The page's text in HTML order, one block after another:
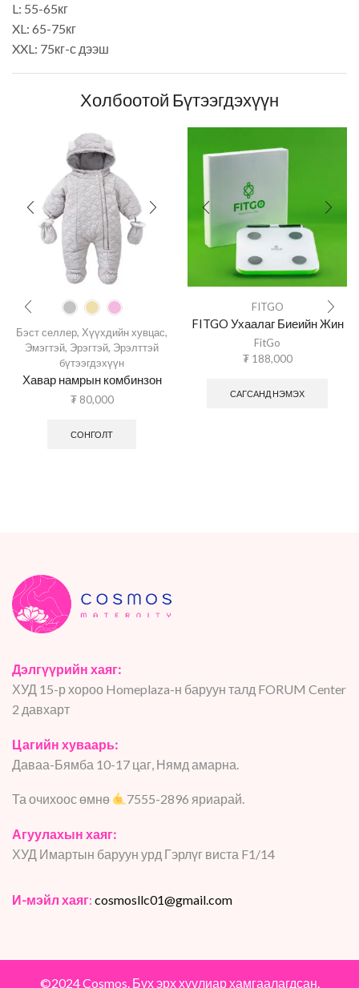
L: 55-65кг
XL: 65-75кг
XXL: 75кг-с дээш
Холбоотой Бүтээгдэхүүн
Бэст селлер, Хүүхдийн хувцас,
Эмэгтэй, Эрэгтэй, Эрэлттэй
бүтээгдэхүүн
Хавар намрын комбинзон
₮80,000
СОНГОЛТ
FITGO
FITGO Ухаалаг Биеийн Жин
FitGo
₮188,000
САГСАНД НЭМЭХ
Дэлгүүрийн хаяг:
ХУД 15-р хороо Homeplaza-н баруун талд FORUM Center
2 давхарт
Цагийн хуваарь:
Даваа-Бямба 10-17 цаг, Нямд амарна.
Та очихоос өмнө 7555-2896 яриарай.
Агуулахын хаяг:
ХУД Имартын баруун урд Гэрлүг виста F1/14
И-мэйл хаяг: cosmosllc01@gmail.com
©2024 Cosmos. Бүх эрх хуулиар хамгаалагдсан.